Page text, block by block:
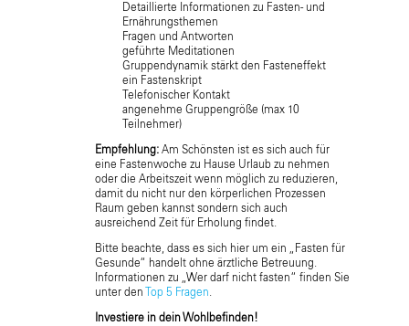
Detaillierte Informationen zu Fasten- und
Ernährungsthemen
Fragen und Antworten
geführte Meditationen
Gruppendynamik stärkt den Fasteneffekt
ein Fastenskript
Telefonischer Kontakt
angenehme Gruppengröße (max 10
Teilnehmer)
Empfehlung: Am Schönsten ist es sich auch für
eine Fastenwoche zu Hause Urlaub zu nehmen
oder die Arbeitszeit wenn möglich zu reduzieren,
damit du nicht nur den körperlichen Prozessen
Raum geben kannst sondern sich auch
ausreichend Zeit für Erholung findet.
Bitte beachte, dass es sich hier um ein „Fasten für
Gesunde“ handelt ohne ärztliche Betreuung.
Informationen zu „Wer darf nicht fasten“ finden Sie
unter den
Top 5 Fragen
Investiere in dein Wohlbefinden!